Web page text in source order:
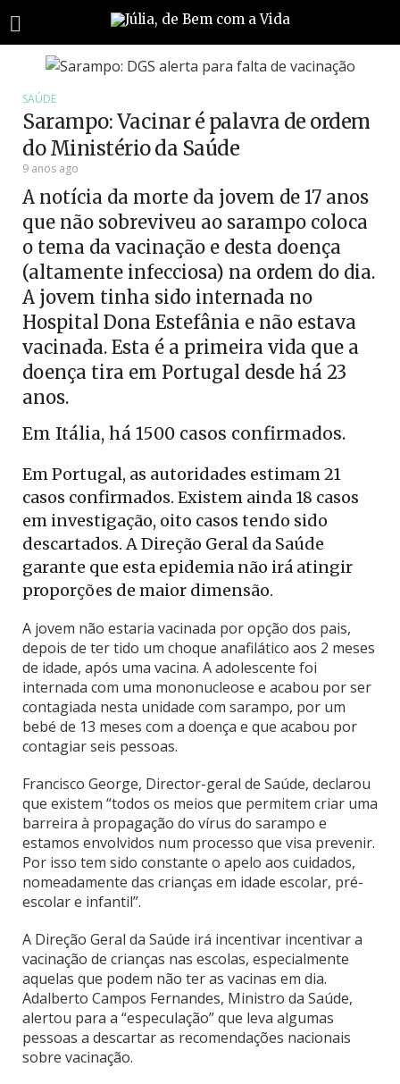
SAÚDE
Sarampo: Vacinar é palavra de ordem
do Ministério da Saúde
9 anos ago
A notícia da morte da jovem de 17 anos
que não sobreviveu ao sarampo coloca
o tema da vacinação e desta doença
(altamente infecciosa) na ordem do dia.
A jovem tinha sido internada no
Hospital Dona Estefânia e não estava
vacinada. Esta é a primeira vida que a
doença tira em Portugal desde há 23
anos.
Em Itália, há 1500 casos confirmados.
Em Portugal, as autoridades estimam 21
casos confirmados. Existem ainda 18 casos
em investigação, oito casos tendo sido
descartados. A Direção Geral da Saúde
garante que esta epidemia não irá atingir
proporções de maior dimensão.
A jovem não estaria vacinada por opção dos pais,
depois de ter tido um choque anafilático aos 2 meses
de idade, após uma vacina. A adolescente foi
internada com uma mononucleose e acabou por ser
contagiada nesta unidade com sarampo, por um
bebé de 13 meses com a doença e que acabou por
contagiar seis pessoas.
Francisco George, Director-geral de Saúde, declarou
que existem “todos os meios que permitem criar uma
barreira à propagação do vírus do sarampo e
estamos envolvidos num processo que visa prevenir.
Por isso tem sido constante o apelo aos cuidados,
nomeadamente das crianças em idade escolar, pré-
escolar e infantil”.
A Direção Geral da Saúde irá incentivar incentivar a
vacinação de crianças nas escolas, especialmente
aquelas que podem não ter as vacinas em dia.
Adalberto Campos Fernandes, Ministro da Saúde,
alertou para a “especulação” que leva algumas
pessoas a descartar as recomendações nacionais
sobre vacinação.